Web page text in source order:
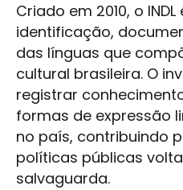
Criado em 2010, o
identificação,
das línguas que
cultural brasileira. O
registrar
formas de expressão
no país, contribuindo
políticas públicas
salvaguarda.